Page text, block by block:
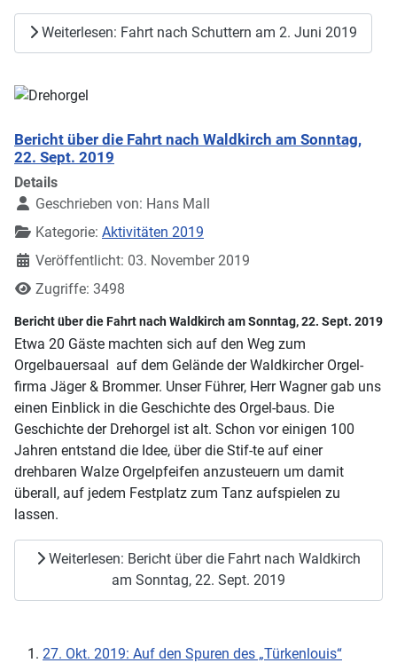
Weiterlesen: Fahrt nach Schuttern am 2. Juni 2019
Bericht über die Fahrt nach Waldkirch am Sonntag,
22. Sept. 2019
Details
Geschrieben von: Hans Mall
Kategorie: Aktivitäten 2019
Veröffentlicht: 03. November 2019
Zugriffe: 3498
Bericht über die Fahrt nach Waldkirch am Sonntag, 22. Sept. 2019
Etwa 20 Gäste machten sich auf den Weg zum
Orgelbauersaal auf dem Gelände der Waldkircher Orgel-
firma Jäger & Brommer. Unser Führer, Herr Wagner gab uns
einen Einblick in die Geschichte des Orgel-baus. Die
Geschichte der Drehorgel ist alt. Schon vor einigen 100
Jahren entstand die Idee, über die Stif-te auf einer
drehbaren Walze Orgelpfeifen anzusteuern um damit
überall, auf jedem Festplatz zum Tanz aufspielen zu
lassen.
Weiterlesen: Bericht über die Fahrt nach Waldkirch
am Sonntag, 22. Sept. 2019
27. Okt. 2019: Auf den Spuren des „Türkenlouis“